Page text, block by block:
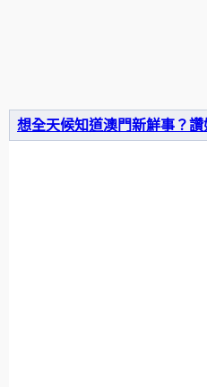
想全天候知道澳門新鮮事？讚